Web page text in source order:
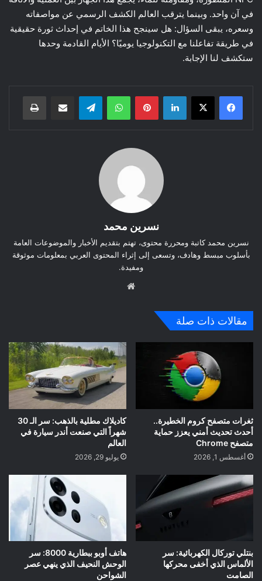
في آن واحد. وبينما يترقب العالم الكشف الرسمي عن مواصفاته
وسعره، يبقى السؤال: هل سينجح هذا الخاتم في إحداث ثورة حقيقية
في طريقة تفاعلنا مع التكنولوجيا يوميًا؟ الأيام القادمة وحدها
ستكشف لنا الإجابة.
لينكدإن بينتيريست واتساب
نسرين محمد
نسرين محمد كاتبة ومحررة محتوى، تهتم بتقديم الأخبار والموضوعات العامة
بأسلوب مبسط وهادف، وتسعى إلى إثراء المحتوى العربي بمعلومات موثوقة
ومفيدة.
مقالات ذات صلة
ثغرات متصفح كروم الخطيرة..
أحدث تحديث أمني يعزز حماية
متصفح Chrome
أغسطس 1, 2026
كاديلاك مطلية بالذهب: سر الـ 30
شهراً التي صنعت أندر سيارة في
العالم
يوليو 29, 2026
بنتلي توركال الكهربائية: سر
الألماس الذي أخفى محركها
الصامت
هاتف أوبو ببطارية 8000: سر
الوحش النحيف الذي ينهي عصر
الشواحن